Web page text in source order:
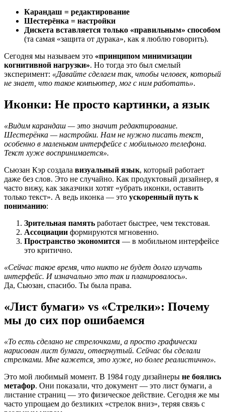
Карандаш = редактирование
Шестерёнка = настройки
Дискета вставляется только «правильным» способом
(та самая «защита от дурака», как я люблю говорить).
Сегодня мы называем это «принципом минимизации
когнитивной нагрузки». Но тогда это был смелый
эксперимент: «Давайте сделаем так, чтобы человек, который
не знает, что такое компьютер, мог с ним работать».
Иконки: Не просто картинки, а язык
«Видим карандаш — это значит редактирование.
Шестерёнка — настройки. Нам не нужно писать текст,
особенно в маленьком интерфейсе с мобильного телефона.
Текст хуже воспринимается».
Сьюзан Кэр создала визуальный язык, который работает
даже без слов. Это не случайно. Как продуктовый дизайнер, я
часто вижу, как заказчики хотят «убрать иконки, оставить
только текст». А ведь иконка — это ускоренный путь к
пониманию:
Зрительная память работает быстрее, чем текстовая.
Ассоциации формируются мгновенно.
Пространство экономится — в мобильном интерфейсе
это критично.
«Сейчас такое время, что никто не будет долго изучать
интерфейс. И изначально это так и планировалось».
Да, Сьюзан, спасибо. Ты была права.
«Лист бумаги» vs «Стрелки»: Почему
мы до сих пор ошибаемся
«То есть сделано не стрелочками, а просто графически
нарисован лист бумаги, отвернутый. Сейчас бы сделали
стрелками. Мне кажется, это хуже, но более реалистично».
Это мой любимый момент. В 1984 году дизайнеры не боялись
метафор. Они показали, что документ — это лист бумаги, а
листание страниц — это физическое действие. Сегодня же мы
часто упрощаем до безликих «стрелок вниз», теряя связь с